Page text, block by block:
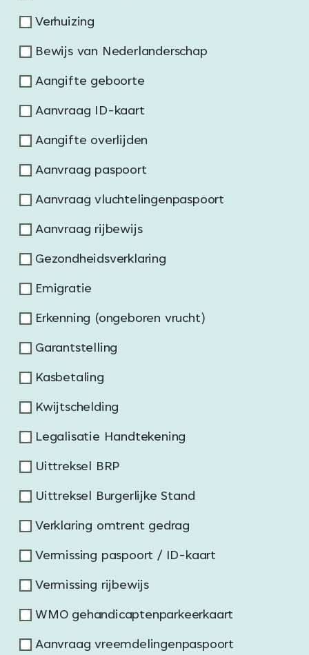
Verhuizing
Bewijs van Nederlanderschap
Aangifte geboorte
Aanvraag ID-kaart
Aangifte overlijden
Aanvraag paspoort
Aanvraag vluchtelingenpaspoort
Aanvraag rijbewijs
Gezondheidsverklaring
Emigratie
Erkenning (ongeboren vrucht)
Garantstelling
Kasbetaling
Kwijtschelding
Legalisatie Handtekening
Uittreksel BRP
Uittreksel Burgerlijke Stand
Verklaring omtrent gedrag
Vermissing paspoort / ID-kaart
Vermissing rijbewijs
WMO gehandicaptenparkeerkaart
Aanvraag vreemdelingenpaspoort